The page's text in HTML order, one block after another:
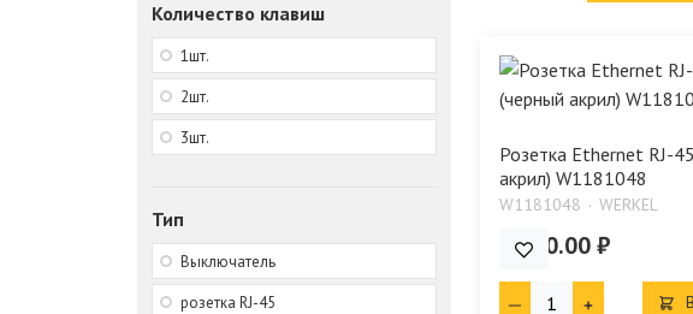
Количество клавиш
1шт.
2шт.
3шт.
Тип
Выключатель
розетка RJ-45
Розетка Ethernet RJ-
акрил) W1181048
W1181048 WERKEL
2 160.00 ₽